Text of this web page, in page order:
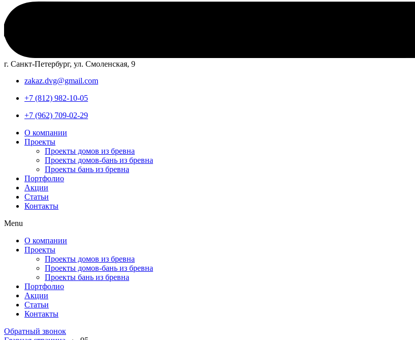
г. Санкт-Петербург, ул. Смоленская, 9
zakaz.dvg@gmail.com
+7 (812) 982-10-05
+7 (962) 709-02-29
О компании
Проекты
Проекты домов из бревна
Проекты домов-бань из бревна
Проекты бань из бревна
Портфолио
Акции
Статьи
Контакты
Menu
О компании
Проекты
Проекты домов из бревна
Проекты домов-бань из бревна
Проекты бань из бревна
Портфолио
Акции
Статьи
Контакты
Обратный звонок